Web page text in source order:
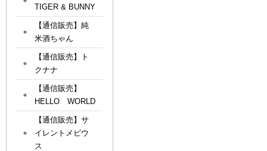
TIGER & BUNNY
【通信販売】純
米酒ちゃん
【通信販売】ト
クナナ
【通信販売】
HELLO WORLD
【通信販売】サ
イレントメビウ
ス